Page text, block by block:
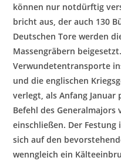
können nur notdürftig
bricht aus, der auch 130
Deutschen Tore werden
Massengräbern
Verwundetentransporte
und die englischen
verlegt, als Anfang
Befehl des Generalmajors
einschließen. Der
sich auf den
wenngleich ein